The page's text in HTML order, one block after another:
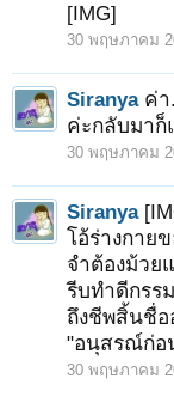
[IMG]
30 พฤษภาคม
Siranya ค่า
ค่ะกลับมาก็
30 พฤษภาคม
Siranya
โอ้ร่างกาย
จำต้องม้วย
รีบทำดีกรร
ถึงชีพสิ้นชื่อ
"อนุสรณ์ก่อ
30 พฤษภาคม